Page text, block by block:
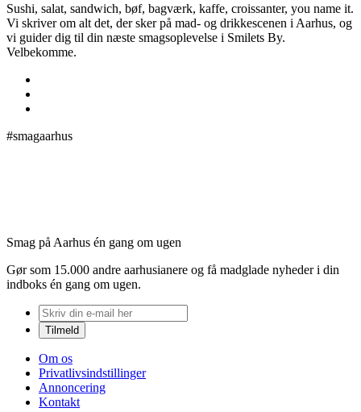
Sushi, salat, sandwich, bøf, bagværk, kaffe, croissanter, you name it.
Vi skriver om alt det, der sker på mad- og drikkescenen i Aarhus, og
vi guider dig til din næste smagsoplevelse i Smilets By.
Velbekomme.
#smagaarhus
Smag på Aarhus én gang om ugen
Gør som 15.000 andre aarhusianere og få madglade nyheder i din
indboks én gang om ugen.
Om os
Privatlivsindstillinger
Annoncering
Kontakt